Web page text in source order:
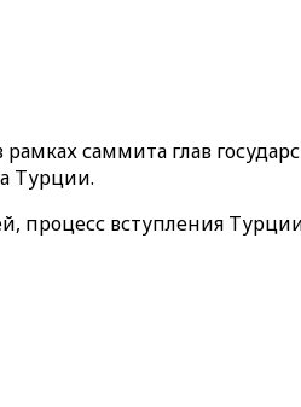
саммита глав
Турции.
процесс вступления